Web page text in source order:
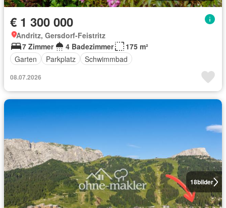
€ 1 300 000
Andritz, Gersdorf-Feistritz
7 Zimmer
4 Badezimmer
175 m²
Garten
Parkplatz Schwimmbad
08.07.2026
18bilder